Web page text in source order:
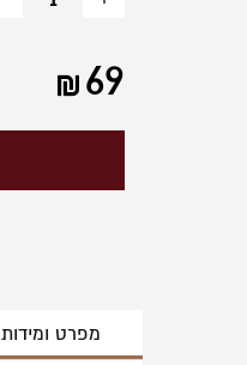
69
מפרט ומידות